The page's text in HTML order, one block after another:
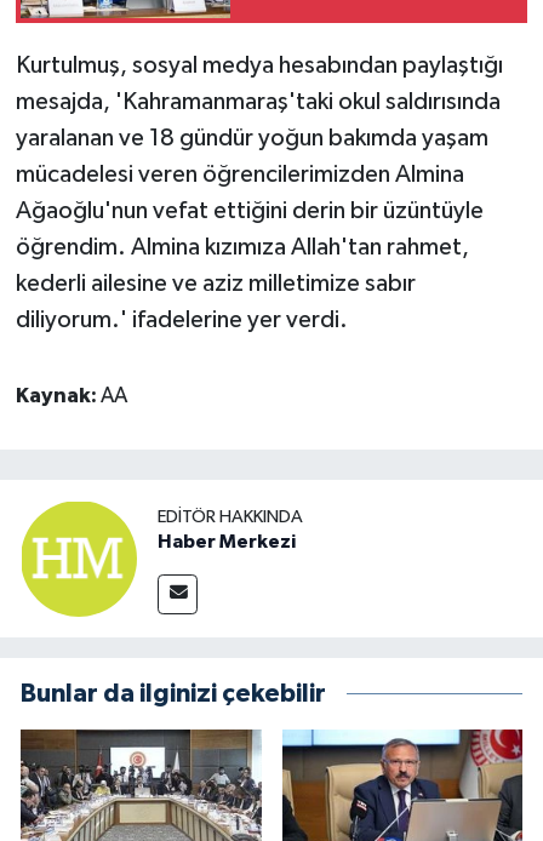
Kurtulmuş, sosyal medya hesabından paylaştığı
mesajda, 'Kahramanmaraş'taki okul saldırısında
yaralanan ve 18 gündür yoğun bakımda yaşam
mücadelesi veren öğrencilerimizden Almina
Ağaoğlu'nun vefat ettiğini derin bir üzüntüyle
öğrendim. Almina kızımıza Allah'tan rahmet,
kederli ailesine ve aziz milletimize sabır
diliyorum.' ifadelerine yer verdi.
Kaynak: AA
EDITÖR HAKKINDA
Haber Merkezi
Bunlar da ilginizi çekebilir